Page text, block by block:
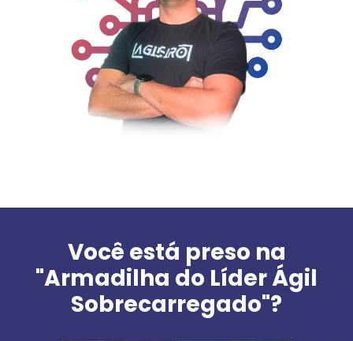
Você está preso na
"Armadilha do Líder Ágil
Sobrecarregado"?